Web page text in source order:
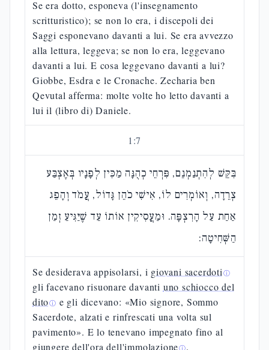
Se era dotto, esponeva (l'insegnamento
scritturistico); se non lo era, i discepoli dei
Saggi esponevano davanti a lui. Se era avvezzo
alla lettura, leggeva; se non lo era, leggevano
davanti a lui. E cosa leggevano davanti a lui?
Giobbe, Esdra e le Cronache. Zecharia ben
Qevutal afferma: molte volte ho letto davanti a
lui il (libro di) Daniele.
1 :7
בִּקֵּשׁ לְהִתְנַמְנֵם, פִּרְחֵי כְהֻנָּה מַכִּין לְפָנָיו בְּאֶצְבַּע
צְרֵדָה, וְאוֹמְרִים לוֹ, אִישִׁי כֹהֵן גָּדוֹל, עֲמֹד וְהָפֵג
אַחַת עַל הָרִצְפָּה. וּמַעֲסִיקִין אוֹתוֹ עַד שֶׁיַּגִּיעַ זְמַן
הַשְּׁחִיטָה:
Se desiderava appisolarsi, i giovani sacerdoti ⓘ
gli facevano risuonare davanti uno schiocco del
ditoⓘ e gli dicevano: «Mio signore, Sommo
Sacerdote, alzati e rinfrescati una volta sul
pavimento». E lo tenevano impegnato fino al
giungere dell'ora dell'immolazioneⓘ.